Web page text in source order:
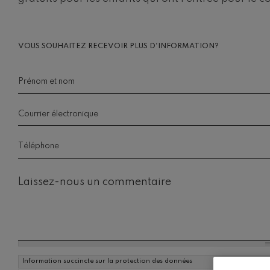
VOUS SOUHAITEZ RECEVOIR PLUS D'INFORMATION?
Prénom et nom
Courrier électronique
Téléphone
Information succincte sur la protection des données
Johannes
Robert